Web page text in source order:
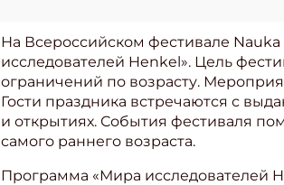
На Всероссийском фестивале
исследователей Henkel». Цель
ограничений по возрасту.
Гости праздника встречаются с
и открытиях. События фестиваля
самого раннего возраста.
Программа «Мира исследователей